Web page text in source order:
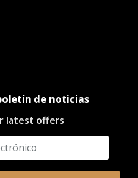
de noticias
latest offers